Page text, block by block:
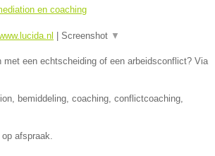
en coaching
Screenshot ▼
met een echtscheiding of een arbeidsconflict? Via
bemiddeling, coaching, conflictcoaching,
afspraak.